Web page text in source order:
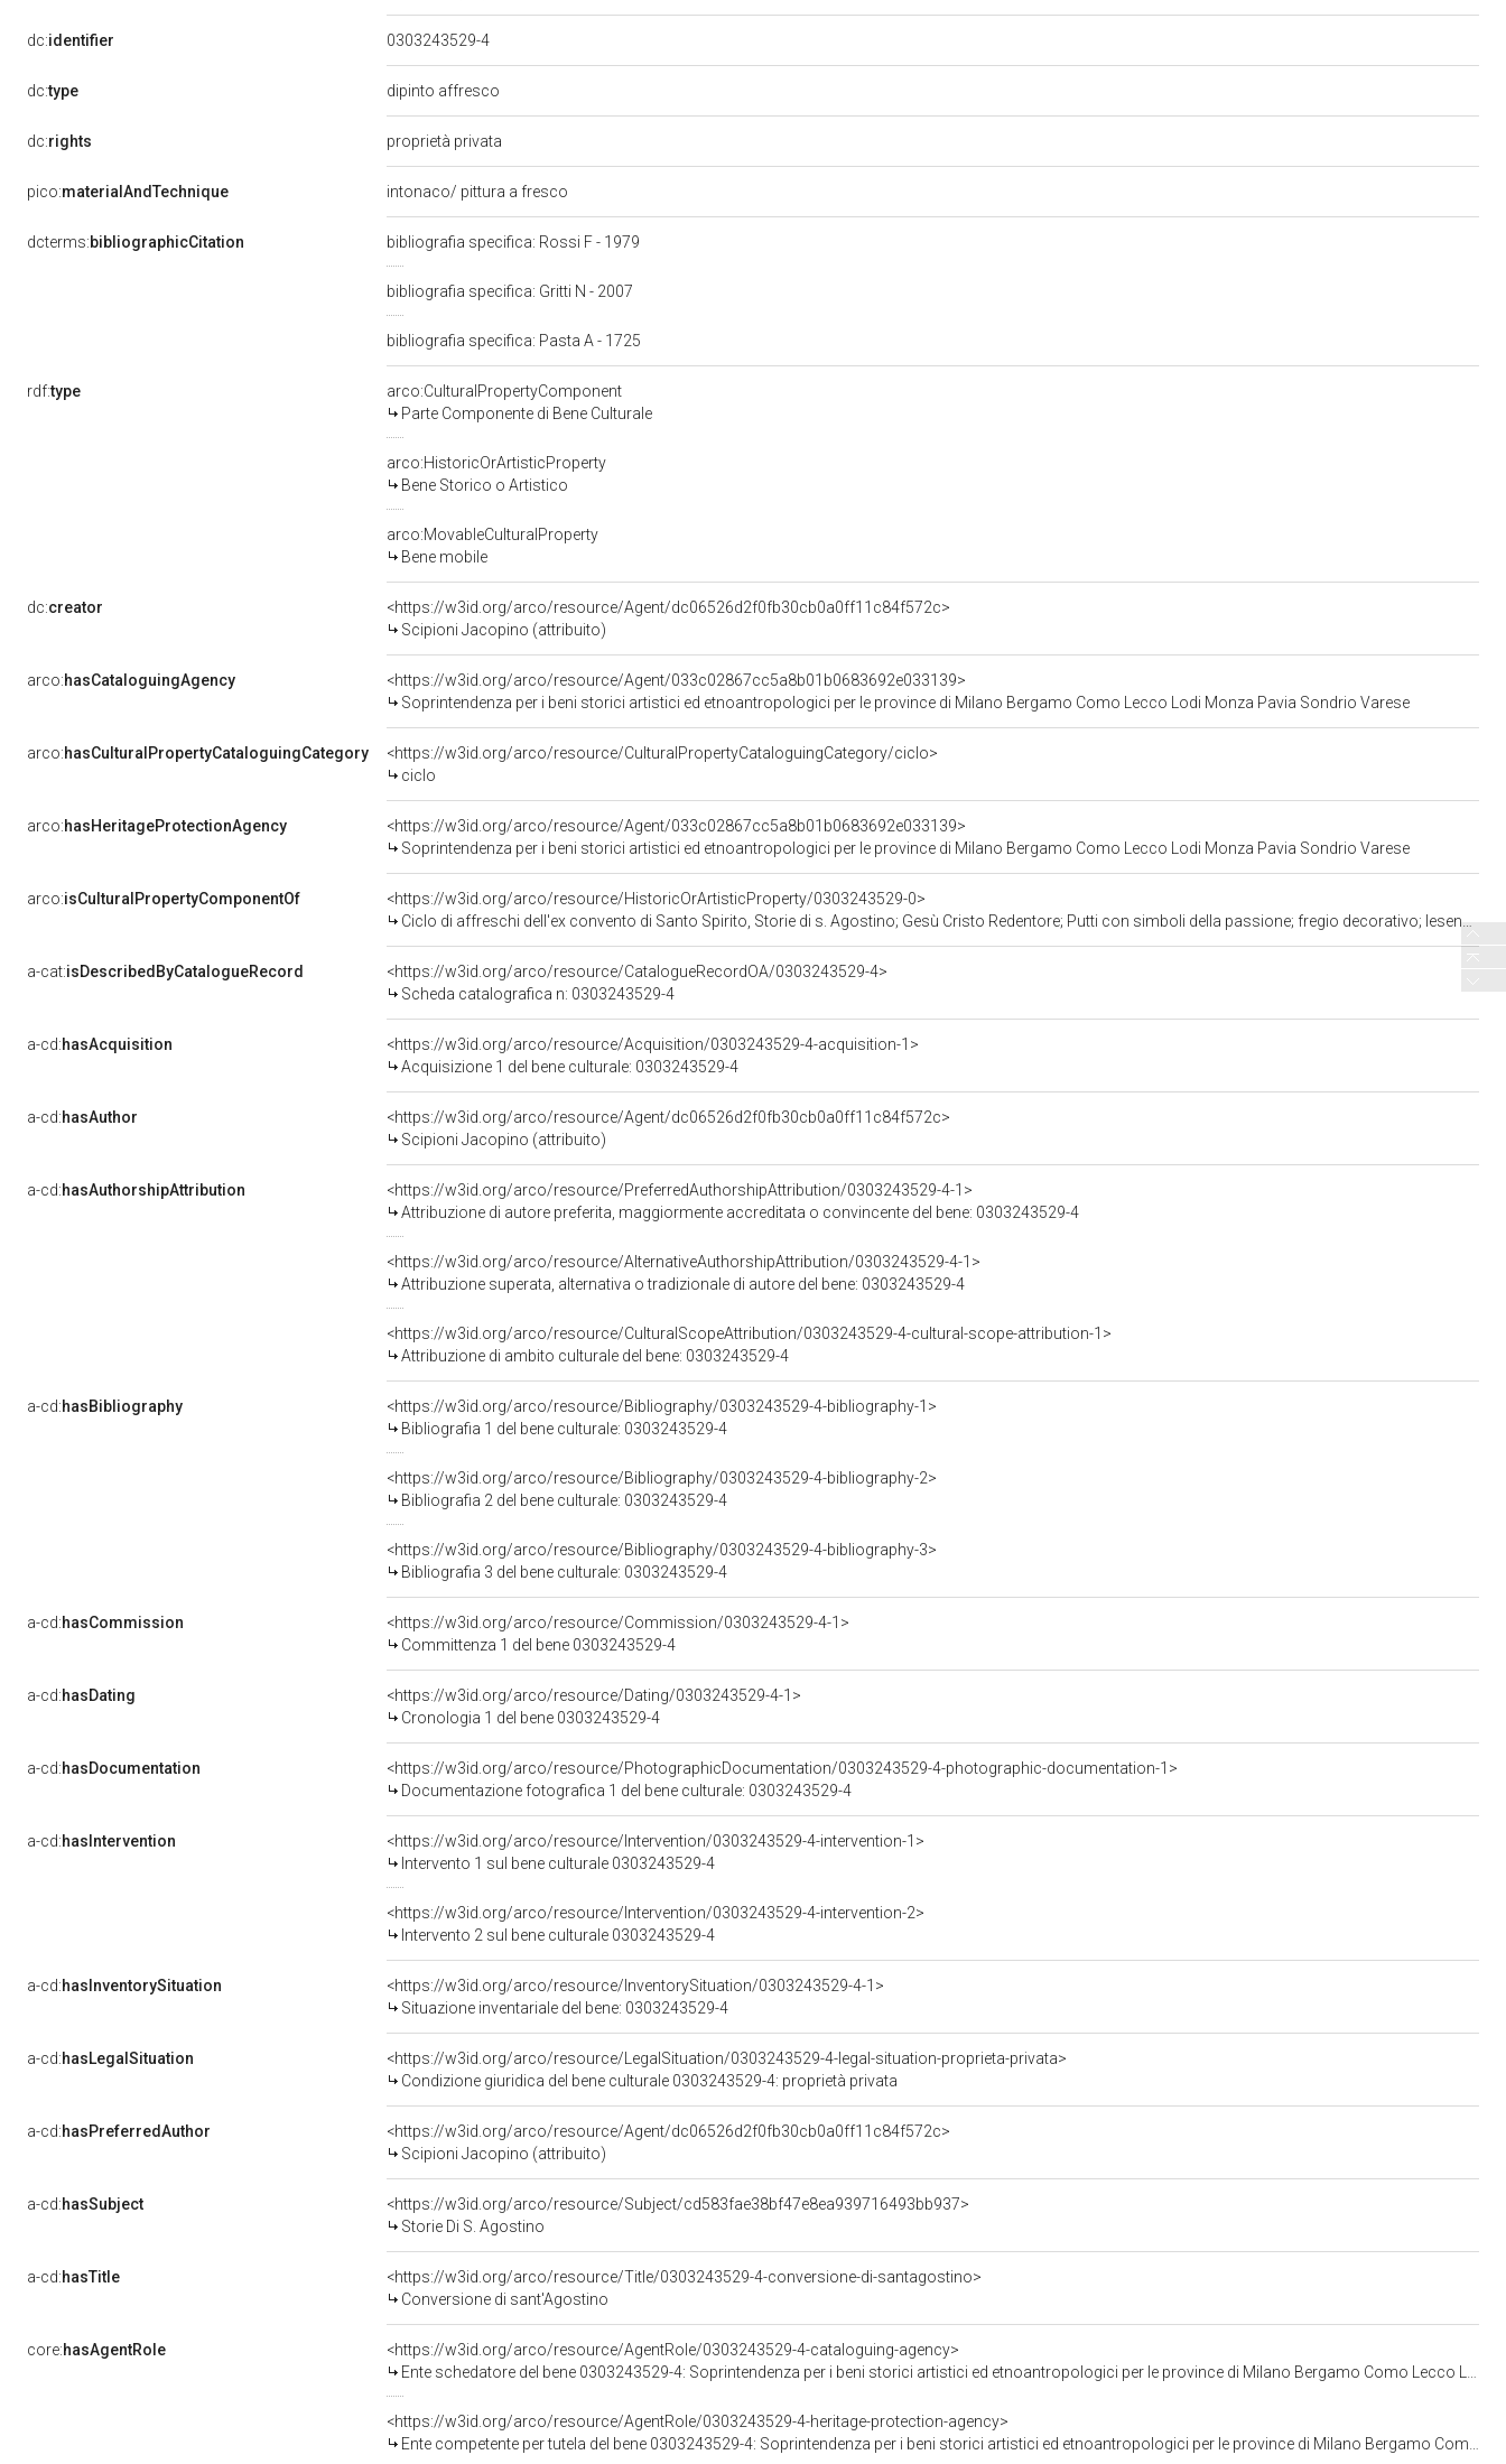
dc:identifier 0303243529-4
dc:type dipinto affresco
dc:rights proprietà privata
pico:materialAndTechnique intonaco/ pittura a fresco
dcterms:bibliographicCitation bibliografia specifica: Rossi F - 1979
bibliografia specifica: Gritti N - 2007
bibliografia specifica: Pasta A - 1725
rdf:type
arco:CulturalPropertyComponent
Parte Componente di Bene Culturale
arco:HistoricOrArtisticProperty
Bene Storico o Artistico
arco:MovableCulturalProperty
Bene mobile
dc:creator
<https://w3id.org/arco/resource/Agent/dc06526d2f0fb30cb0a0ff11c84f572c>
Scipioni Jacopino (attribuito)
arco:hasCataloguingAgency
<https://w3id.org/arco/resource/Agent/033c02867cc5a8b01b0683692e033139>
Soprintendenza per i beni storici artistici ed etnoantropologici per le province di Milano Bergamo Como Lecco Lodi Monza Pavia Sondrio Varese
arco:hasCulturalPropertyCataloguingCategory
<https://w3id.org/arco/resource/CulturalPropertyCataloguingCategory/ciclo>
ciclo
arco:hasHeritageProtectionAgency
<https://w3id.org/arco/resource/Agent/033c02867cc5a8b01b0683692e033139>
Soprintendenza per i beni storici artistici ed etnoantropologici per le province di Milano Bergamo Como Lecco Lodi Monza Pavia Sondrio Varese
arco:isCulturalPropertyComponentOf
<https://w3id.org/arco/resource/HistoricOrArtisticProperty/0303243529-0>
Ciclo di affreschi dell'ex convento di Santo Spirito, Storie di s. Agostino; Gesù Cristo Redentore; Putti con simboli della passione; fregio decorativo; lesene dipinte (dipinto - affresco, ciclo) di Scipioni Jacopino (attribuito), Baschenis Cristoforo il Vecchio (attribuito) - ambito bergamasco (XVI sec)
a-cat:isDescribedByCatalogueRecord
<https://w3id.org/arco/resource/CatalogueRecordOA/0303243529-4>
Scheda catalografica n: 0303243529-4
a-cd:hasAcquisition
<https://w3id.org/arco/resource/Acquisition/0303243529-4-acquisition-1>
Acquisizione 1 del bene culturale: 0303243529-4
a-cd:hasAuthor
<https://w3id.org/arco/resource/Agent/dc06526d2f0fb30cb0a0ff11c84f572c>
Scipioni Jacopino (attribuito)
a-cd:hasAuthorshipAttribution
<https://w3id.org/arco/resource/PreferredAuthorshipAttribution/0303243529-4-1>
Attribuzione di autore preferita, maggiormente accreditata o convincente del bene: 0303243529-4
<https://w3id.org/arco/resource/AlternativeAuthorshipAttribution/0303243529-4-1>
Attribuzione superata, alternativa o tradizionale di autore del bene: 0303243529-4
<https://w3id.org/arco/resource/CulturalScopeAttribution/0303243529-4-cultural-scope-attribution-1>
Attribuzione di ambito culturale del bene: 0303243529-4
a-cd:hasBibliography
<https://w3id.org/arco/resource/Bibliography/0303243529-4-bibliography-1>
Bibliografia 1 del bene culturale: 0303243529-4
<https://w3id.org/arco/resource/Bibliography/0303243529-4-bibliography-2>
Bibliografia 2 del bene culturale: 0303243529-4
<https://w3id.org/arco/resource/Bibliography/0303243529-4-bibliography-3>
Bibliografia 3 del bene culturale: 0303243529-4
a-cd:hasCommission
<https://w3id.org/arco/resource/Commission/0303243529-4-1>
Committenza 1 del bene 0303243529-4
a-cd:hasDating
<https://w3id.org/arco/resource/Dating/0303243529-4-1>
Cronologia 1 del bene 0303243529-4
a-cd:hasDocumentation
<https://w3id.org/arco/resource/PhotographicDocumentation/0303243529-4-photographic-documentation-1>
Documentazione fotografica 1 del bene culturale: 0303243529-4
a-cd:hasIntervention
<https://w3id.org/arco/resource/Intervention/0303243529-4-intervention-1>
Intervento 1 sul bene culturale 0303243529-4
<https://w3id.org/arco/resource/Intervention/0303243529-4-intervention-2>
Intervento 2 sul bene culturale 0303243529-4
a-cd:hasInventorySituation
<https://w3id.org/arco/resource/InventorySituation/0303243529-4-1>
Situazione inventariale del bene: 0303243529-4
a-cd:hasLegalSituation
<https://w3id.org/arco/resource/LegalSituation/0303243529-4-legal-situation-proprieta-privata>
Condizione giuridica del bene culturale 0303243529-4: proprietà privata
a-cd:hasPreferredAuthor
<https://w3id.org/arco/resource/Agent/dc06526d2f0fb30cb0a0ff11c84f572c>
Scipioni Jacopino (attribuito)
a-cd:hasSubject
<https://w3id.org/arco/resource/Subject/cd583fae38bf47e8ea939716493bb937>
Storie Di S. Agostino
a-cd:hasTitle
<https://w3id.org/arco/resource/Title/0303243529-4-conversione-di-santagostino>
Conversione di sant'Agostino
core:hasAgentRole
<https://w3id.org/arco/resource/AgentRole/0303243529-4-cataloguing-agency>
Ente schedatore del bene 0303243529-4: Soprintendenza per i beni storici artistici ed etnoantropologici per le province di Milano Bergamo Como Lecco Lodi Monza Pavia Sondrio Varese
<https://w3id.org/arco/resource/AgentRole/0303243529-4-heritage-protection-agency>
Ente competente per tutela del bene 0303243529-4: Soprintendenza per i beni storici artistici ed etnoantropologici per le province di Milano Bergamo Como Lecco Lodi Monza Pavia Sondrio Varese